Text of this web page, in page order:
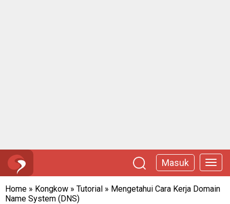
Masuk
Home » Kongkow » Tutorial » Mengetahui Cara Kerja Domain
Name System (DNS)